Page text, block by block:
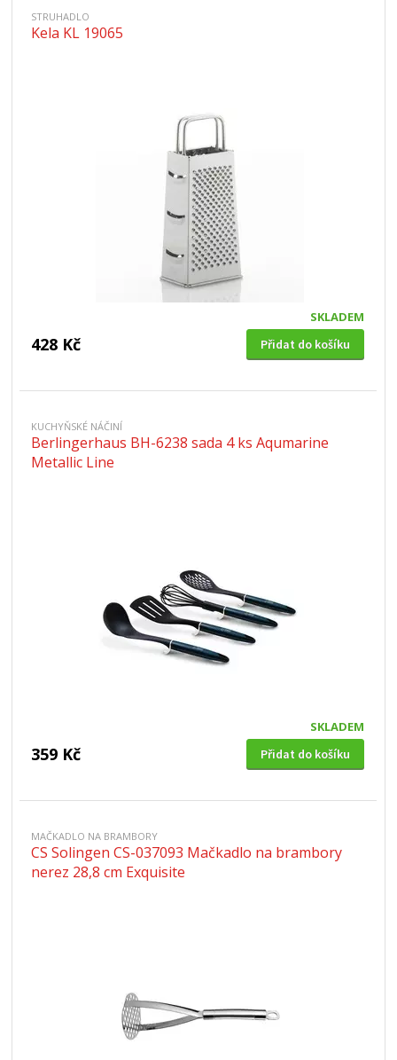
STRUHADLO
Kela KL 19065
SKLADEM
428 Kč Přidat do košíku
KUCHYŇSKÉ NÁČINÍ
Berlingerhaus BH-6238 sada 4 ks Aqumarine
Metallic Line
SKLADEM
359 Kč Přidat do košíku
MAČKADLO NA BRAMBORY
CS Solingen CS-037093 Mačkadlo na brambory
nerez 28,8 cm Exquisite